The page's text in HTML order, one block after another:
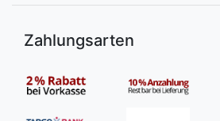
Zahlungsarten